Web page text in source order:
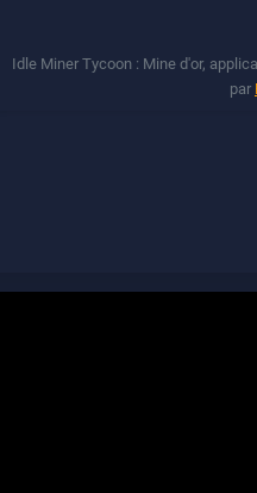
Idle Miner Tycoon : Mine d'or,
par